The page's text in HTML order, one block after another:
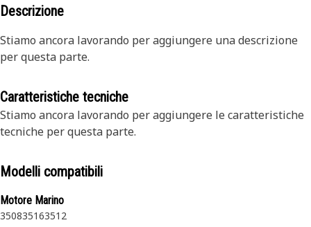
Descrizione
Stiamo ancora lavorando per aggiungere una descrizione
per questa parte.
Caratteristiche tecniche
Stiamo ancora lavorando per aggiungere le caratteristiche
tecniche per questa parte.
Modelli compatibili
Motore Marino
350835163512